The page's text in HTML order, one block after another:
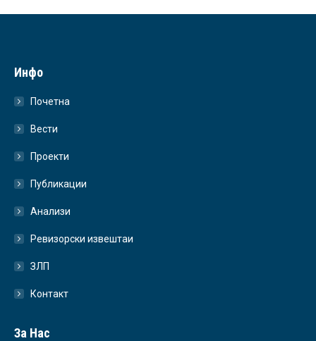
Инфо
Почетна
Вести
Проекти
Публикации
Анализи
Ревизорски извештаи
ЗЛП
Контакт
За Нас